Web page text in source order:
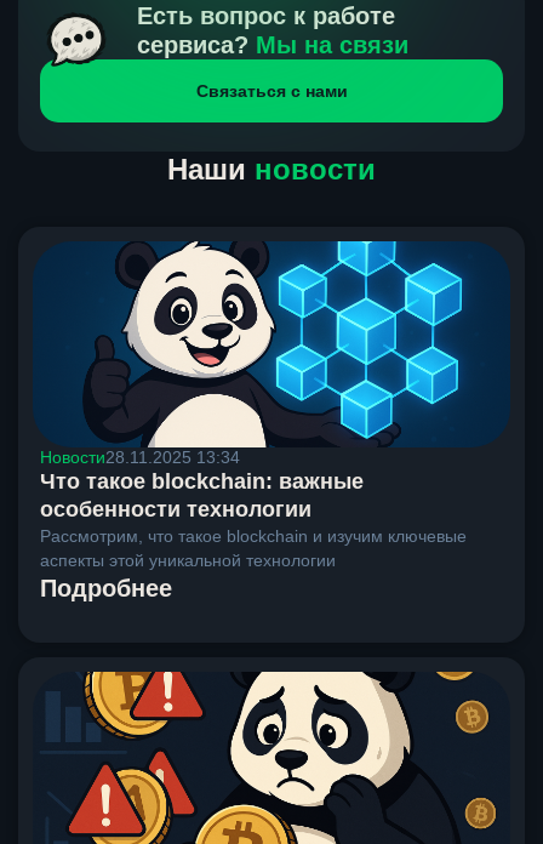
получения нами средств от тебя, а на другой части
направлений курс, указанный на сайте, является
окончательным. Если сомневаешься, напиши в онлайн-
чат на сайте, мы поможем разобраться.
Есть вопрос к работе
сервиса? Мы на связи
Связаться с нами
Наши новости
Новости28.11.2025 13:34
Что такое blockchain: важные
особенности технологии
Рассмотрим, что такое blockchain и изучим ключевые
аспекты этой уникальной технологии
Подробнее